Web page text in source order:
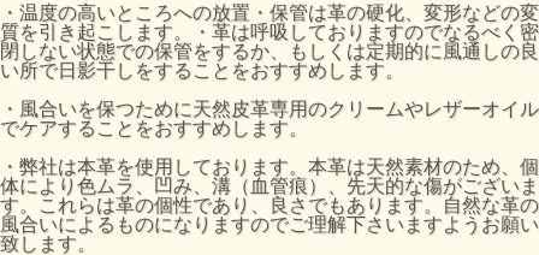
・温度の高いところへの放置・保管は革の硬化、変形などの変
質を引き起こします。・革は呼吸しておりますのでなるべく密
閉しない状態での保管をするか、もしくは定期的に風通しの良
い所で日影干しをすることをおすすめします。
・風合いを保つために天然皮革専用のクリームやレザーオイル
でケアすることをおすすめします。
・弊社は本革を使用しております。本革は天然素材のため、個
体により色ムラ、凹み、溝（血管痕）、先天的な傷がございま
す。これらは革の個性であり、良さでもあります。自然な革の
風合いによるものになりますのでご理解下さいますようお願い
致します。